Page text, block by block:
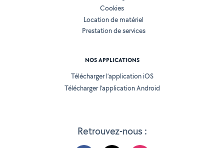
Retrouvez-nous :
Cookies
Location de matériel
Prestation de services
NOS APPLICATIONS
Télécharger l’application iOS
Télécharger l’application Android